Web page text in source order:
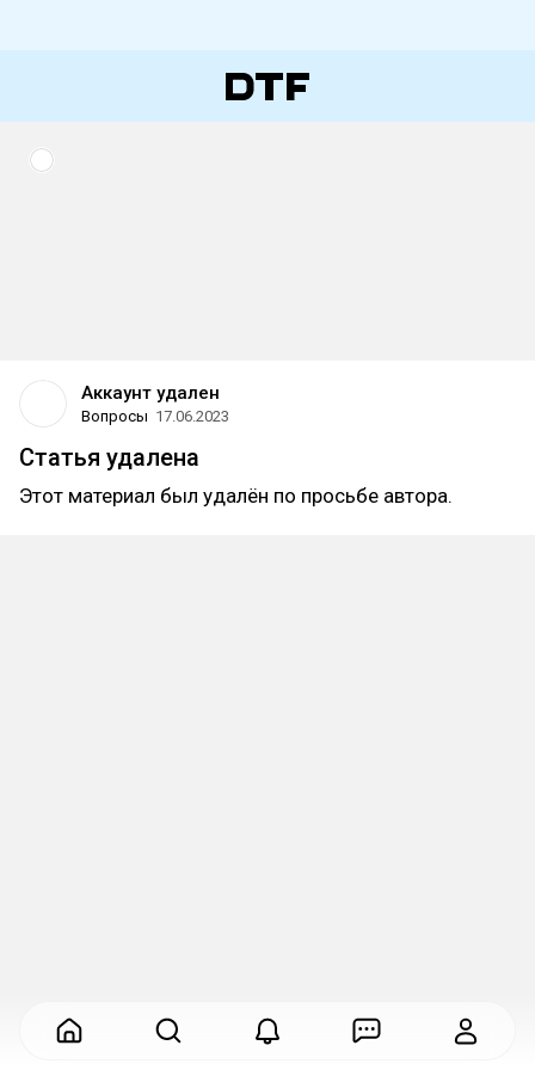
Аккаунт удален
Вопросы 17.06.2023
Статья удалена
Этот материал был удалён по просьбе автора.